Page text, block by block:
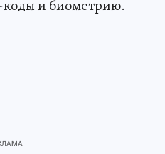
и биометрию.